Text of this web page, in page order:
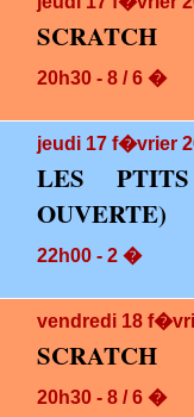
SCRATCH
20h30 - 8 / 6 �
jeudi 17 f�vrier
LES
OUVERTE)
22h00 - 2 �
vendredi 18
SCRATCH
20h30 - 8 / 6 �